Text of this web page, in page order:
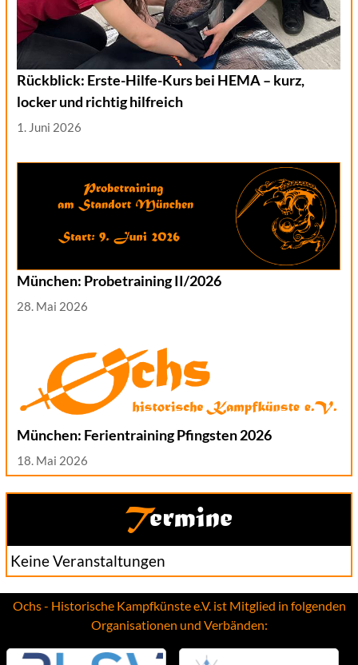
Rückblick: Erste-Hilfe-Kurs bei HEMA – kurz,
locker und richtig hilfreich
1. Juni 2026
München: Probetraining II/2026
28. Mai 2026
München: Ferientraining Pfingsten 2026
18. Mai 2026
Termine
Keine Veranstaltungen
Ochs - Historische Kampfkünste e.V. ist Mitglied in folgenden
Organisationen und Verbänden: